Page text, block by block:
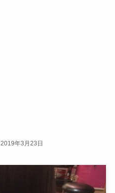
2019年3月23日